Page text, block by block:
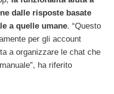
dalle risposte basate
a quelle umane. “Questo
per gli account
a organizzare le chat che
ha riferito